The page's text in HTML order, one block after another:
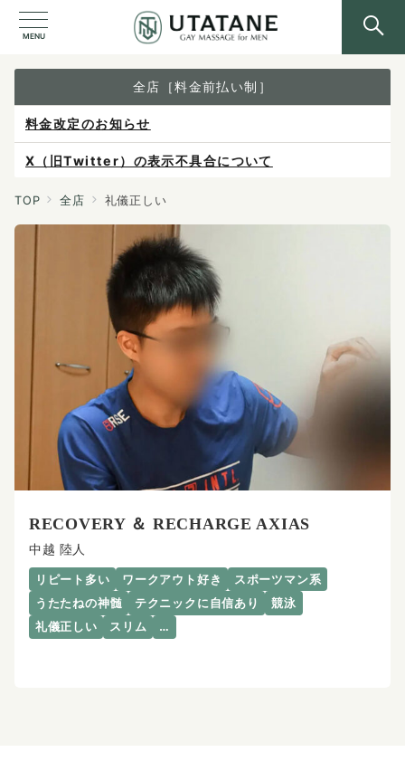
MENU
全店［料金前払い制］
料金改定のお知らせ
X（旧Twitter）の表示不具合について
ご予約は各店へ直接お問い合わせください。
料金は当日施術前にお支払いください。
感染症防止対策について
TOP 全店 礼儀正しい
RECOVERY ＆ RECHARGE AXIAS
中越 陸人
リピート多い ワークアウト好き
スポーツマン系
うたたねの神髄
テクニックに自信あり
競泳
礼儀正しい
スリム …